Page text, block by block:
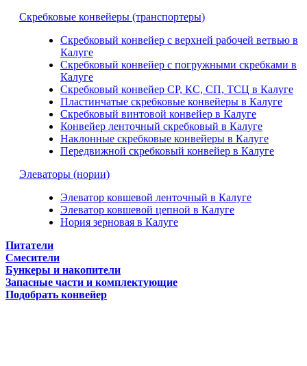
Скребковые конвейеры (транспортеры)
Скребковый конвейер с верхней рабочей ветвью в
Калуге
Скребковый конвейер с погружными скребками в
Калуге
Скребковый конвейер СР, КС, СП, ТСЦ в Калуге
Пластинчатые скребковые конвейеры в Калуге
Скребковый винтовой конвейер в Калуге
Конвейер ленточный скребковый в Калуге
Наклонные скребковые конвейеры в Калуге
Передвижной скребковый конвейер в Калуге
Элеваторы (нории)
Элеватор ковшевой ленточный в Калуге
Элеватор ковшевой цепной в Калуге
Нория зерновая в Калуге
Питатели
Смесители
Бункеры и накопители
Запасные части и комплектующие
Подобрать конвейер